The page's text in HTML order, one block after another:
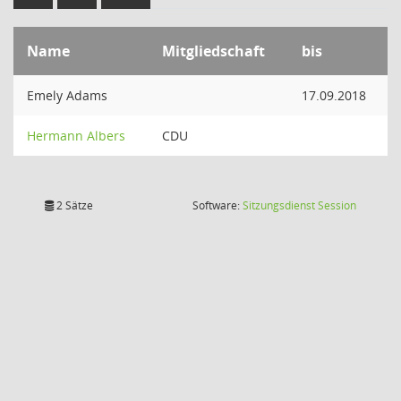
Name Mitgliedschaft bis
Emely Adams 17.09.2018
Hermann Albers CDU
2 Sätze Software:SitzungsdienstSession(Wird in